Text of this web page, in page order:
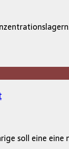
soll eine